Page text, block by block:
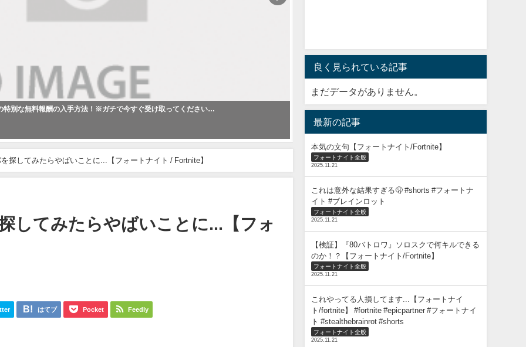
別な無料報酬の入手方法！※ガチで今すぐ受け取ってください… 古参しか知らなそうなこと2【フォートナイト】
2023年11月10日
探してみたらやばいことに...【フォートナイト / Fortnite】
してみたらやばいことに...【フォ
はてブ Pocket Feedly
良く見られている記事
まだデータがありません。
最新の記事
本気の文句【フォートナイト/Fortnite】
フォートナイト全般
2025.11.21
これは意外な結果すぎる🫢 #shorts #フォートナ
イト #ブレインロット
フォートナイト全般
2025.11.21
【検証】『80バトロワ』ソロスクで何キルできる
のか！？【フォートナイト/Fortnite】
フォートナイト全般
2025.11.21
これやってる人損してます...【フォートナイ
ト/fortnite】 #fortnite #epicpartner #フォートナイ
ト #stealthebrainrot #shorts
フォートナイト全般
2025.11.21